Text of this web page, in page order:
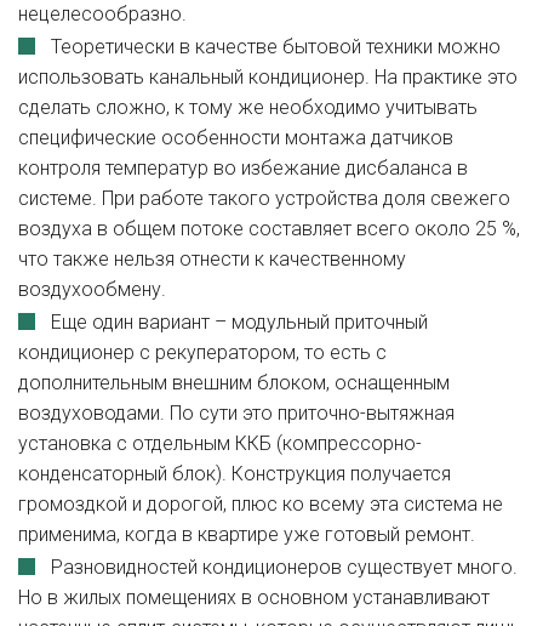
нецелесообразно.
Теоретически в качестве бытовой техники можно
использовать канальный кондиционер. На практике это
сделать сложно, к тому же необходимо учитывать
специфические особенности монтажа датчиков
контроля температур во избежание дисбаланса в
системе. При работе такого устройства доля свежего
воздуха в общем потоке составляет всего около 25 %,
что также нельзя отнести к качественному
воздухообмену.
Еще один вариант – модульный приточный
кондиционер с рекуператором, то есть с
дополнительным внешним блоком, оснащенным
воздуховодами. По сути это приточно-вытяжная
установка с отдельным ККБ (компрессорно-
конденсаторный блок). Конструкция получается
громоздкой и дорогой, плюс ко всему эта система не
применима, когда в квартире уже готовый ремонт.
Разновидностей кондиционеров существует много.
Но в жилых помещениях в основном устанавливают